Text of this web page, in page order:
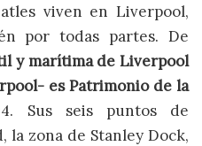
viven en Liverpool,
por todas partes. De
y marítima de Liverpool
es Patrimonio de la
Sus seis puntos de
la zona de Stanley Dock,